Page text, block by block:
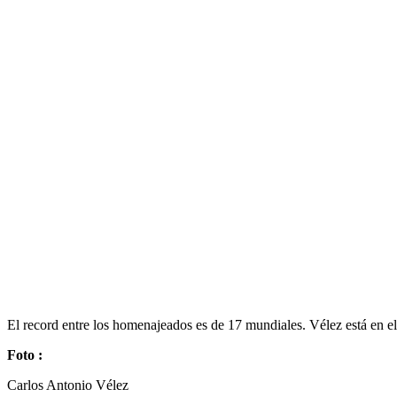
El record entre los homenajeados es de 17 mundiales. Vélez está en
Foto :
Carlos Antonio Vélez